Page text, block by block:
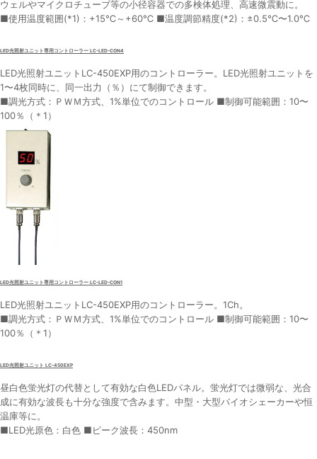
ウェルやマイクロチューブ等の小径容器での多検体処理、高速微震動に。
■使用温度範囲(*1)：+15℃～+60℃ ■温度調節精度(*2)：±0.5℃〜1.0℃
LED光照射ユニット専用コントローラー LC-LED-CON4
LED光照射ユニットLC-450EXP用のコントローラー。LED光照射ユニットを
1〜4枚同時に、同一出力（％）にて制御できます。
■調光方式：ＰＷＭ方式、1%単位でのコントロール ■制御可能範囲：10〜
100％（＊1）
LED光照射ユニット専用コントローラー LC-LED-CON1
LED光照射ユニットLC-450EXP用のコントローラー。1Ch。
■調光方式：ＰＷＭ方式、1%単位でのコントロール ■制御可能範囲：10〜
100％（＊1）
LED光照射ユニット LC-450EXP
昼白色蛍光灯の代替として有効な白色LEDパネル。蛍光灯では微弱な、光合
成に有効な波長も十分な強度で含みます。中型・大型バイオシェーカーや恒
温庫等に。
■LED光原色：白色 ■ピーク波長：450nm